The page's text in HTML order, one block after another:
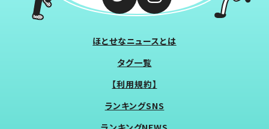
ほとせなニュースとは
タグ一覧
【利用規約】
ランキングSNS